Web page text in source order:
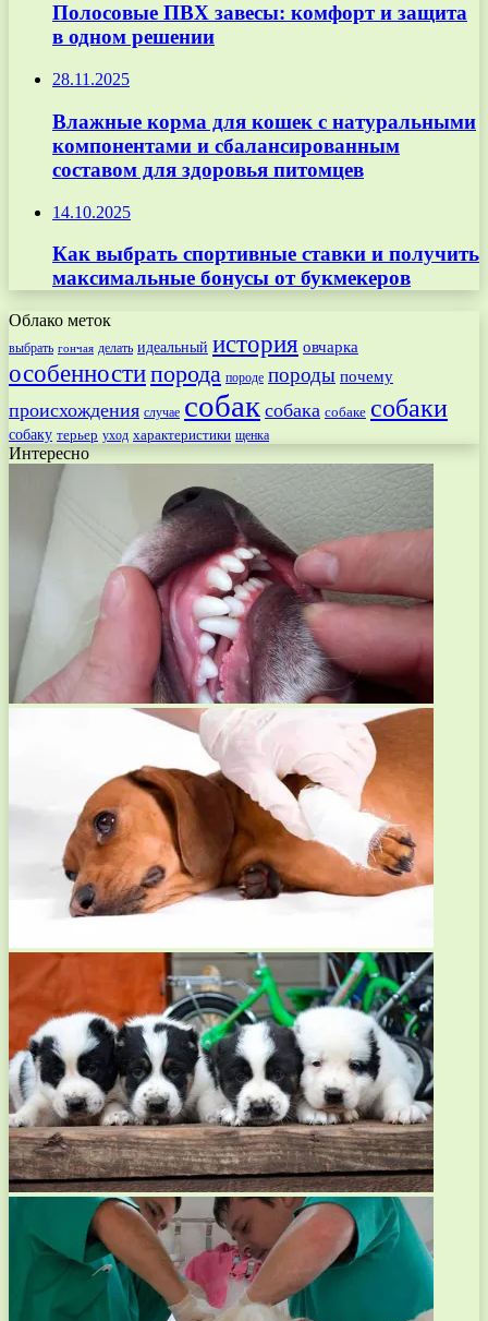
Полосовые ПВХ завесы: комфорт и защита
в одном решении
28.11.2025
Влажные корма для кошек с натуральными
компонентами и сбалансированным
составом для здоровья питомцев
14.10.2025
Как выбрать спортивные ставки и получить
максимальные бонусы от букмекеров
Облако меток
выбрать гончая делать идеальный история овчарка
особенностипорода породе породы почему
происхождения случае собак собака собаке собаки
собаку терьер уход характеристики щенка
Интересно